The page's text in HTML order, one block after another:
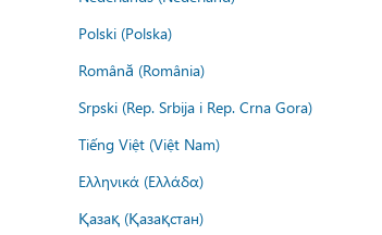
Polski (Polska)
Română (România)
Srpski (Rep. Srbija i Rep. Crna Gora)
Tiếng Việt (Việt Nam)
Ελληνικά (Ελλάδα)
Қазақ (Қазақстан)